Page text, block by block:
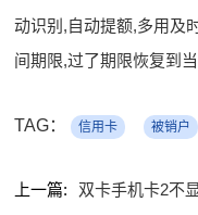
动识别,自动提额,多用及
间期限,过了期限恢复到
TAG： 信用卡 被销户
上一篇:
双卡手机卡2不